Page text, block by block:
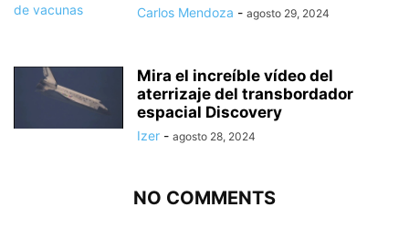
Carlos Mendoza - agosto 29, 2024
Mira el increíble vídeo del
aterrizaje del transbordador
espacial Discovery
Izer - agosto 28, 2024
NO COMMENTS